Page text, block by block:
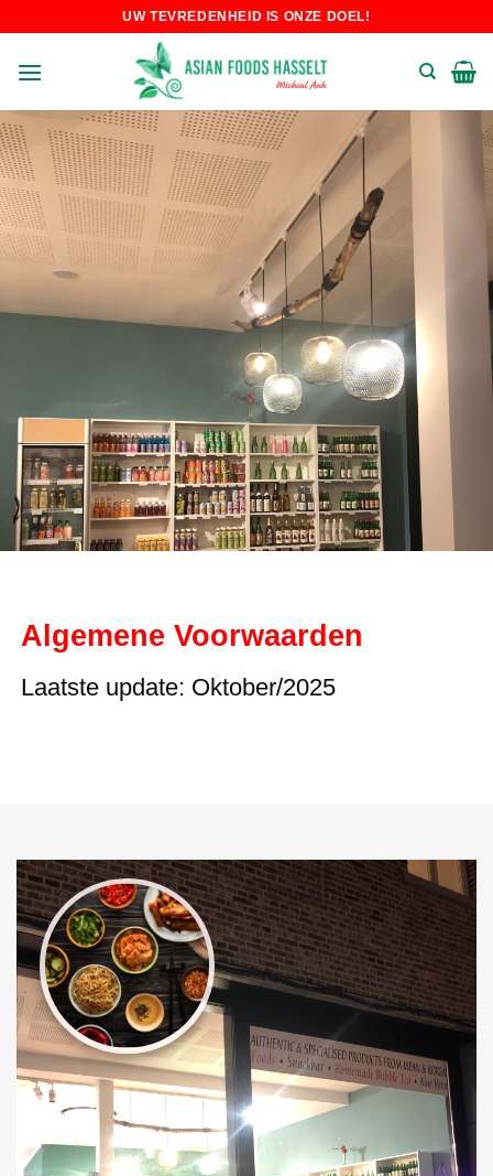
content
UW TEVREDENHEID IS ONZE DOEL!
Algemene Voorwaarden
Laatste update: Oktober/2025